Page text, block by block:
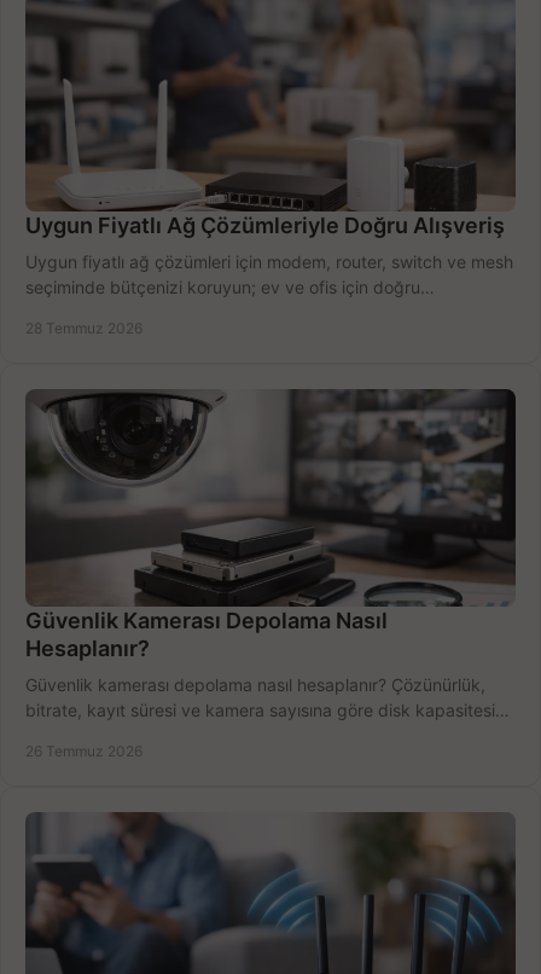
Uygun Fiyatlı Ağ Çözümleriyle Doğru Alışveriş
Uygun fiyatlı ağ çözümleri için modem, router, switch ve mesh
seçiminde bütçenizi koruyun; ev ve ofis için doğru
28 Temmuz 2026
Güvenlik Kamerası Depolama Nasıl
Hesaplanır?
Güvenlik kamerası depolama nasıl hesaplanır? Çözünürlük,
bitrate, kayıt süresi ve kamera sayısına göre disk kapasitesini
26 Temmuz 2026